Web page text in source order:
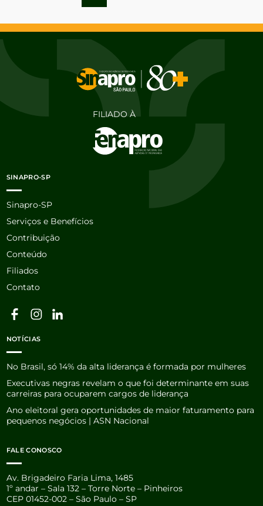
FILIADO À
SINAPRO-SP
Sinapro-SP
Serviços e Benefícios
Contribuição
Conteúdo
Filiados
Contato
NOTÍCIAS
No Brasil, só 14% da alta liderança é formada por mulheres
Executivas negras revelam o que foi determinante em suas
carreiras para ocuparem cargos de liderança
Ano eleitoral gera oportunidades de maior faturamento para
pequenos negócios | ASN Nacional
FALE CONOSCO
Av. Brigadeiro Faria Lima, 1485
1º andar – Sala 132 – Torre Norte – Pinheiros
CEP 01452-002 – São Paulo – SP